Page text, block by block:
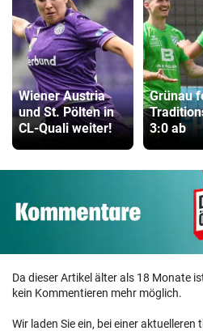
Wiener Austria
und St. Pölten in
CL-Quali weiter!
Grünau
3:0 ab
Da dieser Artikel älter als 18 Monate
kein Kommentieren mehr möglich.
Wir laden Sie ein, bei einer